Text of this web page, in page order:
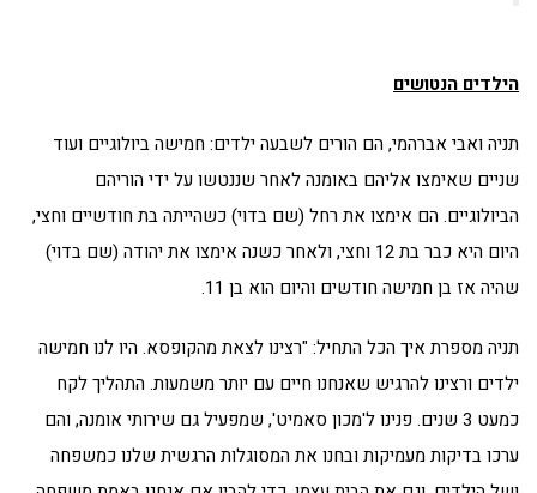
הילדים הנטושים
תניה ואבי אברהמי, הם הורים לשבעה ילדים: חמישה ביולוגיים ועוד
שניים שאימצו אליהם באומנה לאחר שננטשו על ידי הוריהם
הביולוגיים. הם אימצו את רחל (שם בדוי) כשהייתה בת חודשיים וחצי,
היום היא כבר בת 12 וחצי, ולאחר כשנה אימצו את יהודה (שם בדוי)
שהיה אז בן חמישה חודשים והיום הוא בן 11.
תניה מספרת איך הכל התחיל: "רצינו לצאת מהקופסא. היו לנו חמישה
ילדים ורצינו להרגיש שאנחנו חיים עם יותר משמעות. התהליך לקח
כמעט 3 שנים. פנינו ל'מכון סאמיט', שמפעיל גם שירותי אומנה, והם
ערכו בדיקות מעמיקות ובחנו את המסוגלות הרגשית שלנו כמשפחה